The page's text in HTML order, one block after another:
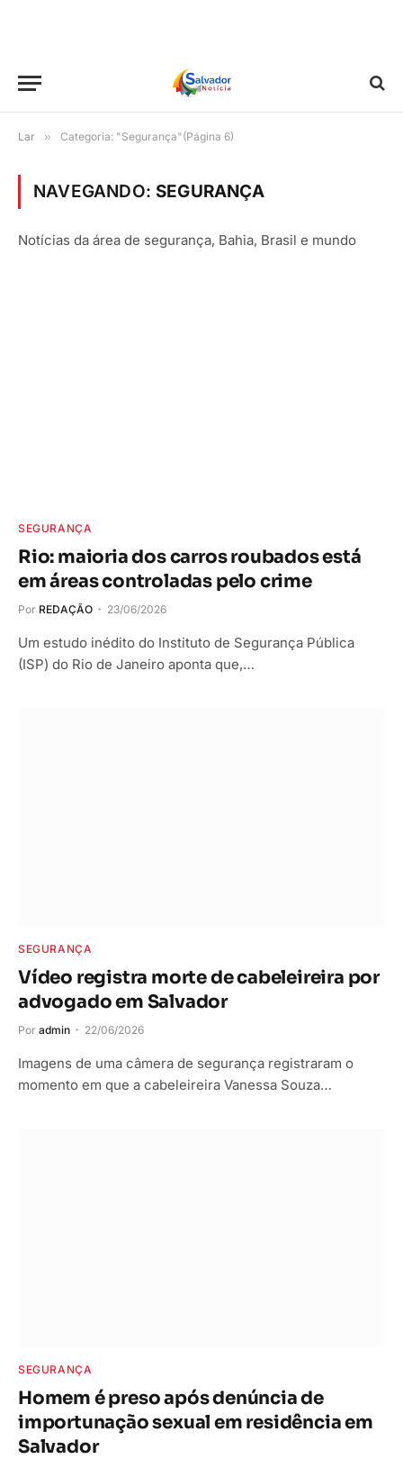
Lar » Categoria: "Segurança"(Página 6)
NAVEGANDO: SEGURANÇA
Notícias da área de segurança, Bahia, Brasil e mundo
SEGURANÇA
Rio: maioria dos carros roubados está
em áreas controladas pelo crime
Por REDAÇÃO 23/06/2026
Um estudo inédito do Instituto de Segurança Pública
(ISP) do Rio de Janeiro aponta que,…
SEGURANÇA
Vídeo registra morte de cabeleireira por
advogado em Salvador
Por admin 22/06/2026
Imagens de uma câmera de segurança registraram o
momento em que a cabeleireira Vanessa Souza…
SEGURANÇA
Homem é preso após denúncia de
importunação sexual em residência em
Salvador